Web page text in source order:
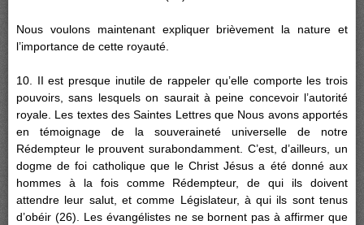
Nous voulons maintenant expliquer brièvement la nature et
l’importance de cette royauté.
10. II est presque inutile de rappeler qu’elle comporte les trois
pouvoirs, sans lesquels on saurait à peine concevoir l’autorité
royale. Les textes des Saintes Lettres que Nous avons apportés
en témoignage de la souveraineté universelle de notre
Rédempteur le prouvent surabondamment. C’est, d’ailleurs, un
dogme de foi catholique que le Christ Jésus a été donné aux
hommes à la fois comme Rédempteur, de qui ils doivent
attendre leur salut, et comme Législateur, à qui ils sont tenus
d’obéir (26). Les évangélistes ne se bornent pas à affirmer que